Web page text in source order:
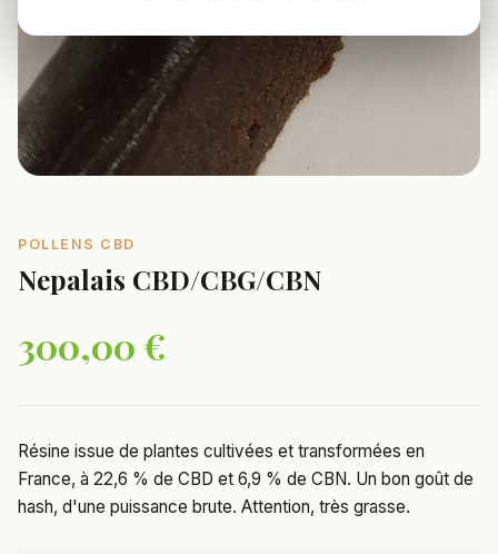
POLLENS CBD
Nepalais CBD/CBG/CBN
300,00 €
Résine issue de plantes cultivées et transformées en
France, à 22,6 % de CBD et 6,9 % de CBN. Un bon goût de
hash, d'une puissance brute. Attention, très grasse.